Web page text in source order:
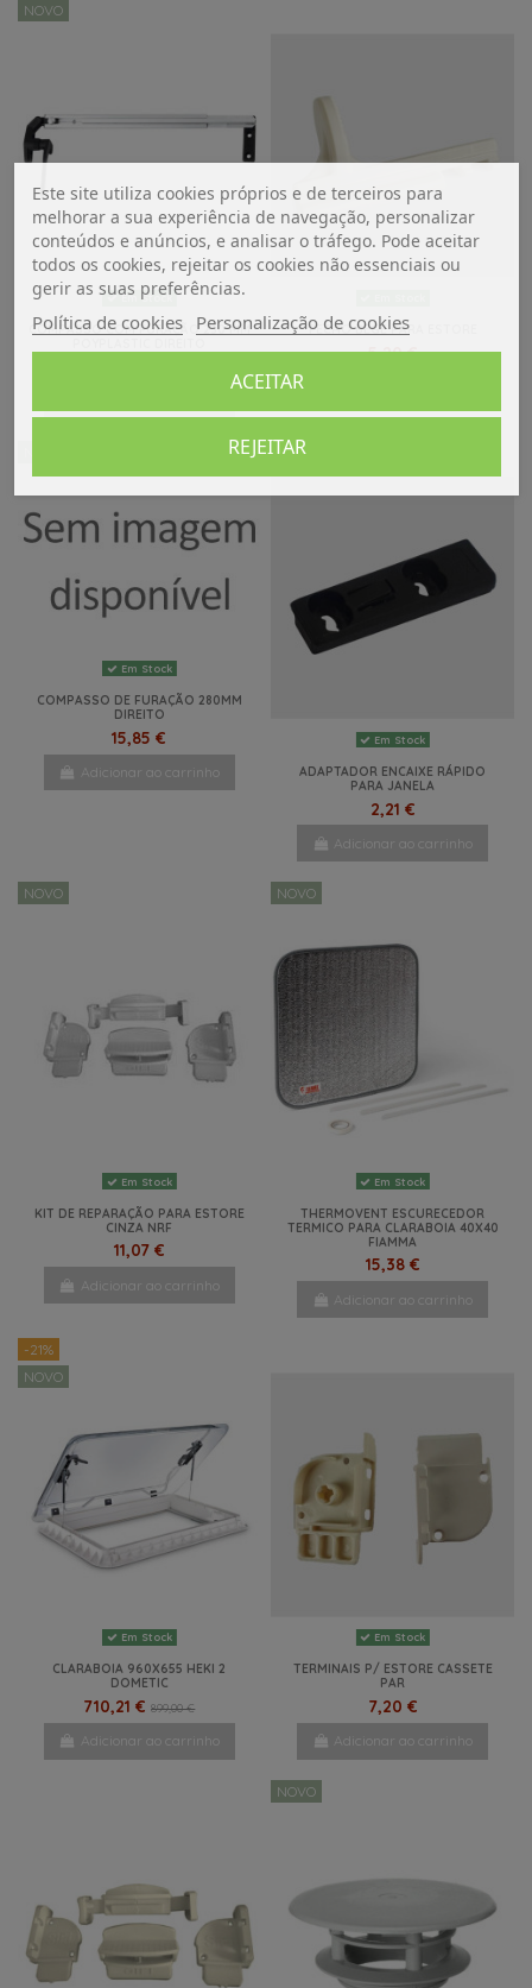
NOVO
Em Stock
COMPASSO COM FURAÇÃO 230 MM
FECHO BEGE PARA ESTORE
5,20 €
Em Stock
COMPASSO DE FURAÇÃO 280MM
DIREITO
15,85 €
Adicionar ao carrinho
Em Stock
ADAPTADOR ENCAIXE RÁPIDO
PARA JANELA
2,21 €
Adicionar ao carrinho
NOVO
Em Stock
KIT DE REPARAÇÃO PARA ESTORE
CINZA NRF
11,07 €
Adicionar ao carrinho
NOVO
Em Stock
THERMOVENT ESCURECEDOR
TERMICO PARA CLARABOIA 40X40
FIAMMA
15,38 €
Adicionar ao carrinho
-21%
NOVO
Em Stock
CLARABOIA 960X655 HEKI 2
DOMETIC
710,21 €899,00 €
Adicionar ao carrinho
Em Stock
TERMINAIS P/ ESTORE CASSETE
PAR
7,20 €
Adicionar ao carrinho
NOVO
Este site utiliza cookies próprios e de terceiros para
melhorar a sua experiência de navegação, personalizar
conteúdos e anúncios, e analisar o tráfego. Pode aceitar
todos os cookies, rejeitar os cookies não essenciais ou
gerir as suas preferências.
Política de cookies Personalização de cookies
REJEITAR
ACEITAR